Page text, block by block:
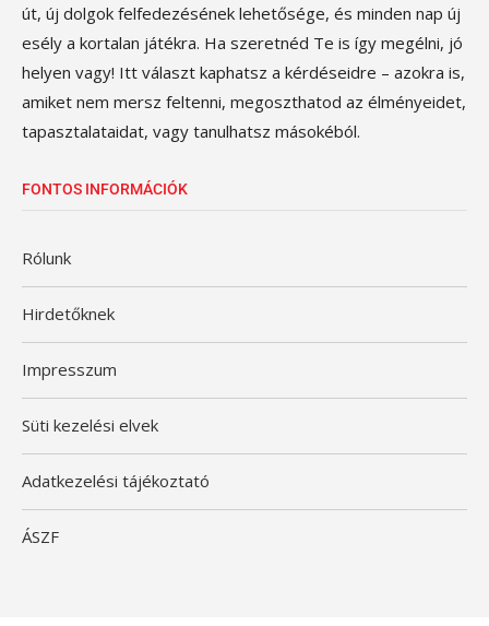
út, új dolgok felfedezésének lehetősége, és minden nap új
esély a kortalan játékra. Ha szeretnéd Te is így megélni, jó
helyen vagy! Itt választ kaphatsz a kérdéseidre – azokra is,
amiket nem mersz feltenni, megoszthatod az élményeidet,
tapasztalataidat, vagy tanulhatsz másokéból.
FONTOS INFORMÁCIÓK
Rólunk
Hirdetőknek
Impresszum
Süti kezelési elvek
Adatkezelési tájékoztató
ÁSZF